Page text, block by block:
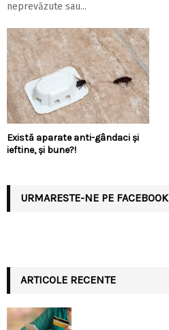
neprevăzute sau...
Există aparate anti-gândaci și
ieftine, și bune?!
URMARESTE-NE PE FACEBOOK
ARTICOLE RECENTE